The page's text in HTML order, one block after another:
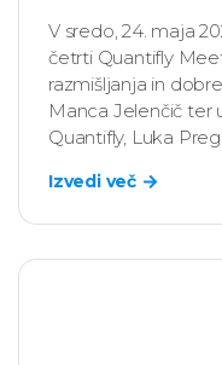
V sredo, 24. maja
četrti Quantifly
razmišljanja in
Manca Jelenčič ter
Quantifly, Luka
Izvedi več